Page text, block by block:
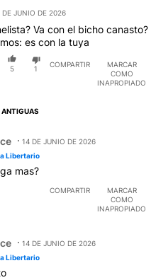
DE JUNIO DE 2026
Va con el bicho canasto?
es con la tuya
5 1
COMPARTIR
MARCAR
COMO
INAPROPIADO
ANTIGUAS
14 DE JUNIO DE 2026
Libertario
mas?
COMPARTIR
MARCAR
COMO
INAPROPIADO
14 DE JUNIO DE 2026
Libertario